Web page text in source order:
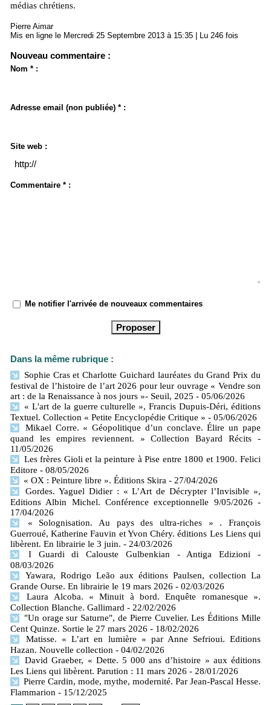
médias chrétiens.
Pierre Aimar
Mis en ligne le Mercredi 25 Septembre 2013 à 15:35 | Lu 246 fois
Nouveau commentaire :
Nom * :
Adresse email (non publiée) * :
Site web :
Commentaire * :
Me notifier l'arrivée de nouveaux commentaires
Dans la même rubrique :
Sophie Cras et Charlotte Guichard lauréates du Grand Prix du
festival de l’histoire de l’art 2026 pour leur ouvrage « Vendre son
art : de la Renaissance à nos jours »- Seuil, 2025 - 05/06/2026
« L'art de la guerre culturelle », Francis Dupuis-Déri, éditions
Textuel. Collection « Petite Encyclopédie Critique » - 05/06/2026
Mikael Corre. « Géopolitique d’un conclave. Élire un pape
quand les empires reviennent. » Collection Bayard Récits
-
11/05/2026
Les frères Gioli et la peinture à Pise entre 1800 et 1900. Felici
Editore - 08/05/2026
« OX : Peinture libre ». Éditions Skira - 27/04/2026
Gordes. Yaguel Didier : « L’Art de Décrypter l’Invisible »,
Editions Albin Michel. Conférence exceptionnelle 9/05/2026 -
17/04/2026
« Solognisation. Au pays des ultra-riches » . François
Guerroué, Katherine Fauvin et Yvon Chéry. éditions Les Liens qui
libèrent. En librairie le 3 juin. - 24/03/2026
I Guardi di Calouste Gulbenkian - Antiga Edizioni
-
08/03/2026
Yawara, Rodrigo Leão aux éditions Paulsen, collection La
Grande Ourse. En librairie le 19 mars 2026 - 02/03/2026
Laura Alcoba. « Minuit à bord. Enquête romanesque ».
Collection Blanche. Gallimard - 22/02/2026
"Un orage sur Saturne", de Pierre Cuvelier. Les Éditions Mille
Cent Quinze. Sortie le 27 mars 2026 - 18/02/2026
Matisse. « L’art en lumière » par Anne Sefrioui. Editions
Hazan. Nouvelle collection - 04/02/2026
David Graeber, « Dette. 5 000 ans d’histoire » aux éditions
Les Liens qui libèrent. Parution : 11 mars 2026 - 28/01/2026
Pierre Cardin, mode, mythe, modernité. Par Jean-Pascal Hesse.
Flammarion - 15/12/2025